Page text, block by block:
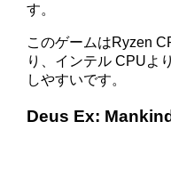
す。
このゲームはRyzen
り、インテル CPUよ
しやすいです。
Deus Ex: